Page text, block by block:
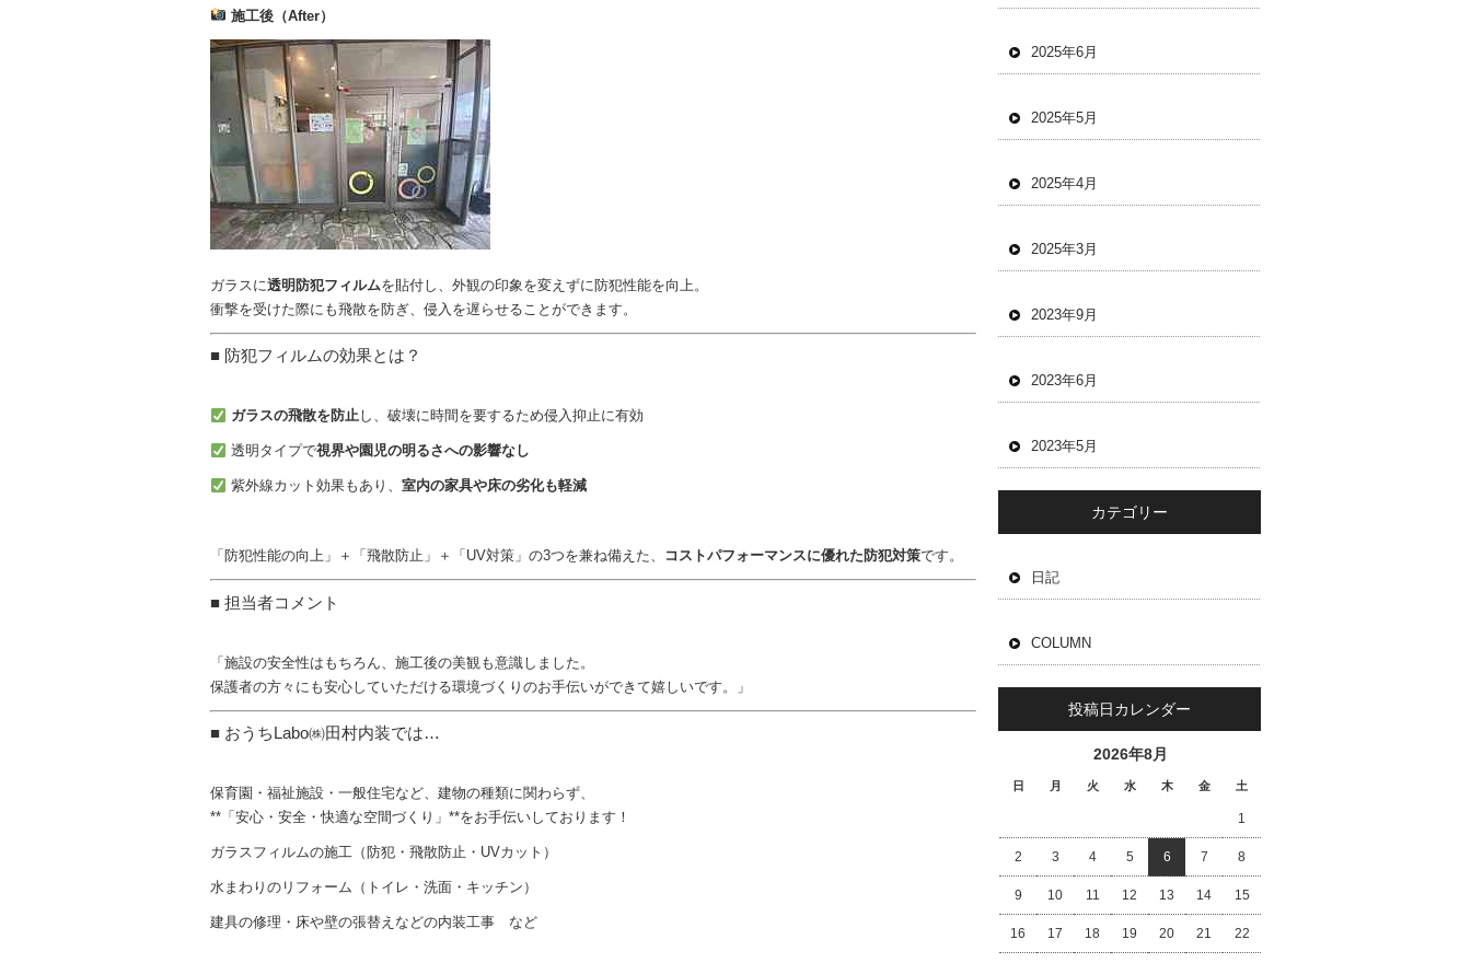
施工後（After）
ガラスに透明防犯フィルムを貼付し、外観の印象を変えずに防犯性能を向上。
衝撃を受けた際にも飛散を防ぎ、侵入を遅らせることができます。
■ 防犯フィルムの効果とは？
ガラスの飛散を防止し、破壊に時間を要するため侵入抑止に有効
透明タイプで視界や園児の明るさへの影響なし
紫外線カット効果もあり、 室内の家具や床の劣化も軽減
「防犯性能の向上」＋「飛散防止」＋「UV対策」の3つを兼ね備えた、 コストパフォーマンスに優れた防犯対策です。
■ 担当者コメント
「施設の安全性はもちろん、施工後の美観も意識しました。
保護者の方々にも安心していただける環境づくりのお手伝いができて嬉しいです。」
■ おうちLabo㈱田村内装では…
保育園・福祉施設・一般住宅など、建物の種類に関わらず、
**「安心・安全・快適な空間づくり」**をお手伝いしております！
ガラスフィルムの施工（防犯・飛散防止・UVカット）
水まわりのリフォーム（トイレ・洗面・キッチン）
建具の修理・床や壁の張替えなどの内装工事 など
2025年6月
2025年5月
2025年4月
2025年3月
2023年9月
2023年6月
2023年5月
カテゴリー
日記
COLUMN
投稿日カレンダー
2026年8月
日 月 火 水 木 金 土
1
2 3 4 5 6 7 8
9 10 11 12 13 14 15
16 17 18 19 20 21 22